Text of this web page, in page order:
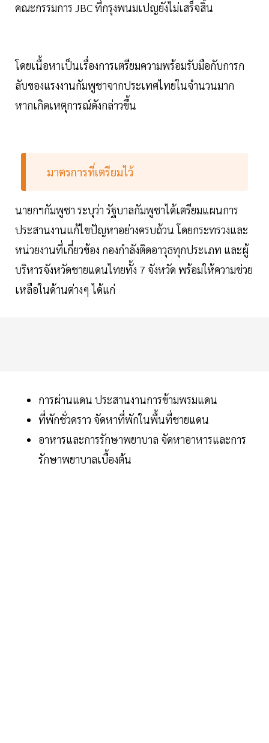
คณะกรรมการ JBC ที่กรุงพนมเปญยังไม่เสร็จสิ้น
โดยเนื้อหาเป็นเรื่องการเตรียมความพร้อมรับมือกับการก
ลับของแรงงานกัมพูชาจากประเทศไทยในจำนวนมาก
หากเกิดเหตุการณ์ดังกล่าวขึ้น
มาตรการที่เตรียมไว้
นายกฯกัมพูชา ระบุว่า รัฐบาลกัมพูชาได้เตรียมแผนการ
ประสานงานแก้ไขปัญหาอย่างครบถ้วน โดยกระทรวงและ
หน่วยงานที่เกี่ยวข้อง กองกำลังติดอาวุธทุกประเภท และผู้
บริหารจังหวัดชายแดนไทยทั้ง 7 จังหวัด พร้อมให้ความช่วย
เหลือในด้านต่างๆ ได้แก่
การผ่านแดน ประสานงานการข้ามพรมแดน
ที่พักชั่วคราว จัดหาที่พักในพื้นที่ชายแดน
อาหารและการรักษาพยาบาล จัดหาอาหารและการ
รักษาพยาบาลเบื้องต้น